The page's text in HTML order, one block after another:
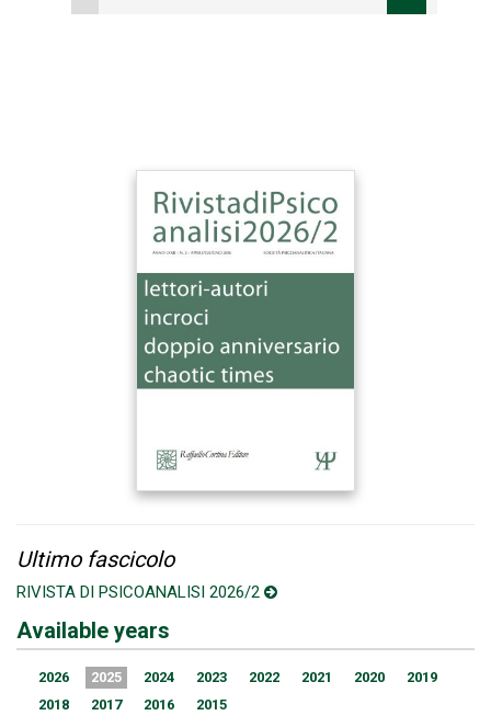
Ultimo fascicolo
RIVISTA DI PSICOANALISI 2026/2
Available years
2026 2025 2024 2023 2022 2021 2020
2019
2018
2017 2016 2015